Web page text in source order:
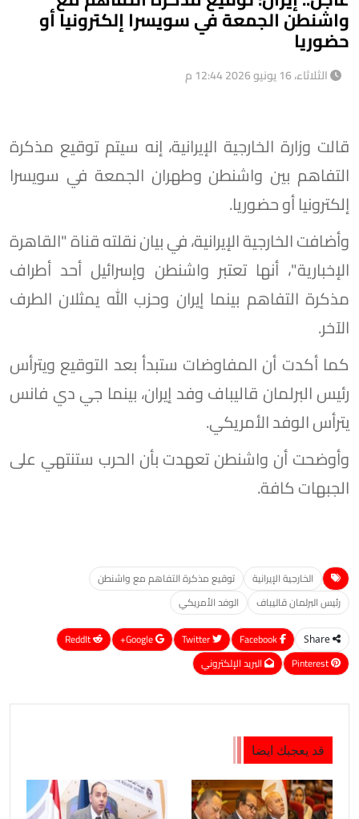
واشنطن الجمعة في سويسرا إلكترونيا أو
حضوريا
الثلاثاء، 16 يونيو 2026 12:44 م
قالت وزارة الخارجية الإيرانية، إنه سيتم توقيع مذكرة
التفاهم بين واشنطن وطهران الجمعة في سويسرا
إلكترونيا أو حضوريا.
وأضافت الخارجية الإيرانية، في بيان نقلته قناة "القاهرة
الإخبارية"، أنها تعتبر واشنطن وإسرائيل أحد أطراف
مذكرة التفاهم بينما إيران وحزب الله يمثلان الطرف
الآخر.
كما أكدت أن المفاوضات ستبدأ بعد التوقيع ويترأس
رئيس البرلمان قاليباف وفد إيران، بينما جي دي فانس
يترأس الوفد الأمريكي.
وأوضحت أن واشنطن تعهدت بأن الحرب ستنتهي على
الجبهات كافة.
الخارجية الإيرانية
توقيع مذكرة التفاهم مع واشنطن
رئيس البرلمان قاليباف
الوفد الأمريكي
Share
Google+
ReddIt
Pinterest
البريد الإلكتروني
قد يعجبك ايضا